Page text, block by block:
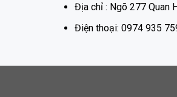
Địa chỉ : Ngõ 277 Quan
Điện thoại: 0974 935